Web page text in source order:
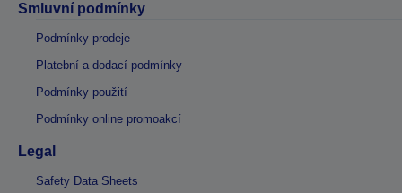
Smluvní podmínky
Podmínky prodeje
Platební a dodací podmínky
Podmínky použití
Podmínky online promoakcí
Legal
Safety Data Sheets